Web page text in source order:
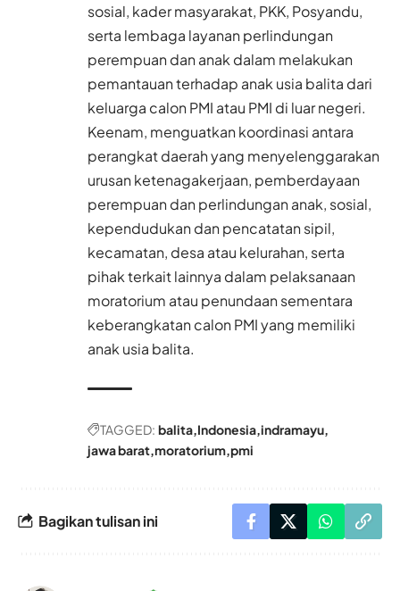
sosial, kader masyarakat, PKK, Posyandu,
serta lembaga layanan perlindungan
perempuan dan anak dalam melakukan
pemantauan terhadap anak usia balita dari
keluarga calon PMI atau PMI di luar negeri.
Keenam, menguatkan koordinasi antara
perangkat daerah yang menyelenggarakan
urusan ketenagakerjaan, pemberdayaan
perempuan dan perlindungan anak, sosial,
kependudukan dan pencatatan sipil,
kecamatan, desa atau kelurahan, serta
pihak terkait lainnya dalam pelaksanaan
moratorium atau penundaan sementara
keberangkatan calon PMI yang memiliki
anak usia balita.
TAGGED: balita Indonesia indramayu
jawa barat moratorium pmi
Bagikan tulisan ini